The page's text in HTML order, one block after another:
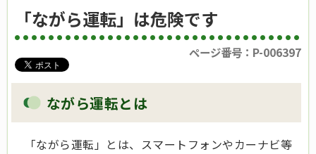
「ながら運転」は危険です
ページ番号：P-006397
ながら運転とは
「ながら運転」とは、スマートフォンやカーナビ等